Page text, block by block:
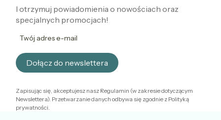
I otrzymuj powiadomienia o nowościach oraz
specjalnych promocjach!
Twój adres e-mail
Dołącz do newslettera
Zapisując się, akceptujesz nasz Regulamin (w zakresie dotyczącym
Newslettera). Przetwarzanie danych odbywa się zgodnie z Polityką
prywatności.